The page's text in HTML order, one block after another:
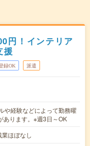
円！インテリア
援
録OK 派遣
経験などによって勤務曜
あります。※週3日～OK
ほぼなし